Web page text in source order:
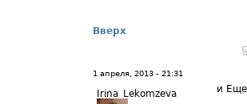
Вверх
1 апреля, 2013 - 21:31
Irina_Lekomzeva и